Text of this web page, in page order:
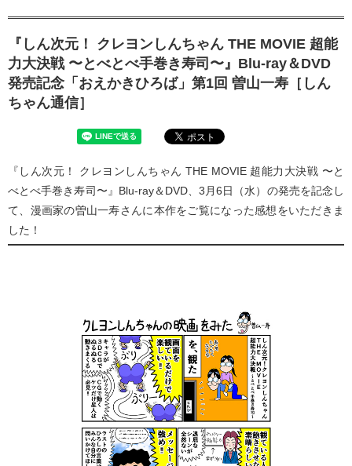
『しん次元！ クレヨンしんちゃん THE MOVIE 超能
力大決戦 〜とべとべ手巻き寿司〜』Blu-ray＆DVD
発売記念「おえかきひろば」第1回 曽山一寿［しん
ちゃん通信］
『しん次元！ クレヨンしんちゃん THE MOVIE 超能力大決戦 〜と
べとべ手巻き寿司〜』Blu-ray＆DVD、3月6日（水）の発売を記念し
て、漫画家の曽山一寿さんに本作をご覧になった感想をいただきま
した！